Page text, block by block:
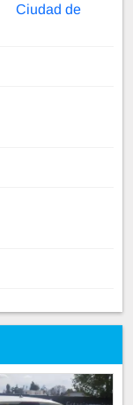
Ciudad de